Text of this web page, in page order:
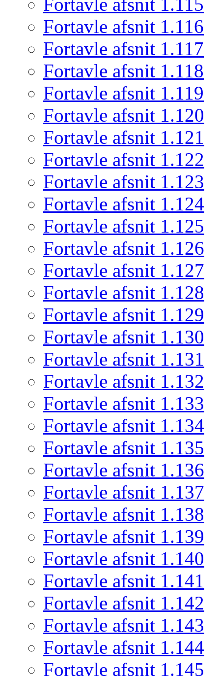
Fortavle afsnit 1.116
Fortavle afsnit 1.117
Fortavle afsnit 1.118
Fortavle afsnit 1.119
Fortavle afsnit 1.120
Fortavle afsnit 1.121
Fortavle afsnit 1.122
Fortavle afsnit 1.123
Fortavle afsnit 1.124
Fortavle afsnit 1.125
Fortavle afsnit 1.126
Fortavle afsnit 1.127
Fortavle afsnit 1.128
Fortavle afsnit 1.129
Fortavle afsnit 1.130
Fortavle afsnit 1.131
Fortavle afsnit 1.132
Fortavle afsnit 1.133
Fortavle afsnit 1.134
Fortavle afsnit 1.135
Fortavle afsnit 1.136
Fortavle afsnit 1.137
Fortavle afsnit 1.138
Fortavle afsnit 1.139
Fortavle afsnit 1.140
Fortavle afsnit 1.141
Fortavle afsnit 1.142
Fortavle afsnit 1.143
Fortavle afsnit 1.144
Fortavle afsnit 1.145